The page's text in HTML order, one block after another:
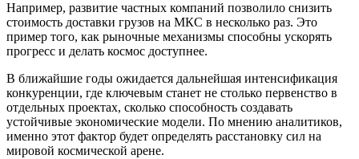
Например, развитие частных компаний позволило снизить
стоимость доставки грузов на МКС в несколько раз. Это
пример того, как рыночные механизмы способны ускорять
прогресс и делать космос доступнее.
В ближайшие годы ожидается дальнейшая интенсификация
конкуренции, где ключевым станет не столько первенство в
отдельных проектах, сколько способность создавать
устойчивые экономические модели. По мнению аналитиков,
именно этот фактор будет определять расстановку сил на
мировой космической арене.